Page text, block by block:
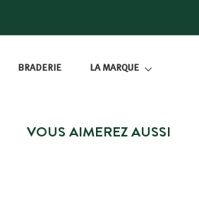
BRADERIE LA MARQUE
VOUS AIMEREZ AUSSI